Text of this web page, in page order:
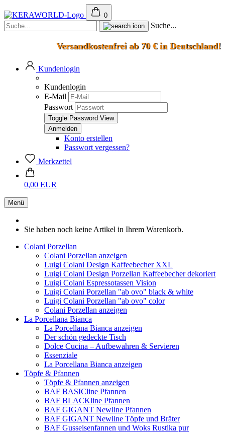
0
Suche...
Versandkostenfrei ab 70 € in Deutschland!
Kundenlogin
Kundenlogin
E-Mail
Passwort
Toggle Password View
Konto erstellen
Passwort vergessen?
Merkzettel
0,00 EUR
Menü
Sie haben noch keine Artikel in Ihrem Warenkorb.
Colani Porzellan
Colani Porzellan anzeigen
Luigi Colani Design Kaffeebecher XXL
Luigi Colani Design Porzellan Kaffeebecher dekoriert
Luigi Colani Espressotassen Vision
Luigi Colani Porzellan "ab ovo" black & white
Luigi Colani Porzellan "ab ovo" color
Colani Porzellan anzeigen
La Porcellana Bianca
La Porcellana Bianca anzeigen
Der schön gedeckte Tisch
Dolce Cucina – Aufbewahren & Servieren
Essenziale
La Porcellana Bianca anzeigen
Töpfe & Pfannen
Töpfe & Pfannen anzeigen
BAF BASICline Pfannen
BAF BLACKline Pfannen
BAF GIGANT Newline Pfannen
BAF GIGANT Newline Töpfe und Bräter
BAF Gusseisenfannen und Woks Rustika pur